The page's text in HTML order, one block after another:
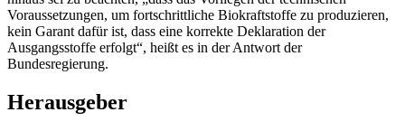
Voraussetzungen, um fortschrittliche Biokraftstoffe zu produzieren,
kein Garant dafür ist, dass eine korrekte Deklaration der
Ausgangsstoffe erfolgt“, heißt es in der Antwort der
Bundesregierung.
Herausgeber